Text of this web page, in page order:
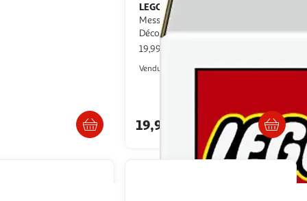
LEGO
Messi – Best Of - Jeu 10 ans -
Décoration de Chambre d'Enfant
19,99€ / pce
Vendu par Auchan
19,99€